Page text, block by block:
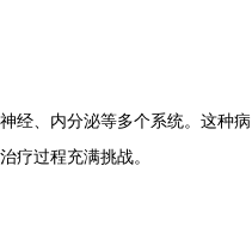
、内分泌等多个系统。这种病
疗过程充满挑战。